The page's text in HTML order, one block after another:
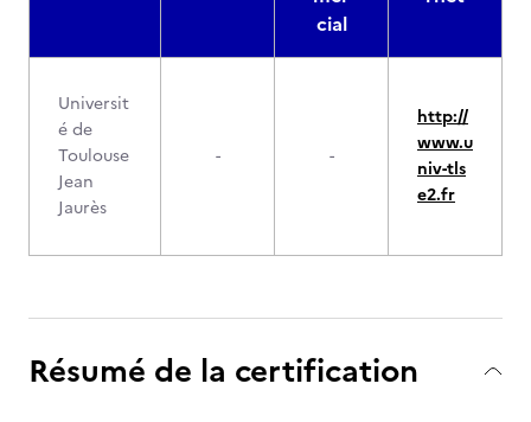
cial
Universit
é de
Toulouse
Jean
Jaurès
- -
http://
www.u
niv-tls
e2.fr
Résumé de la certification